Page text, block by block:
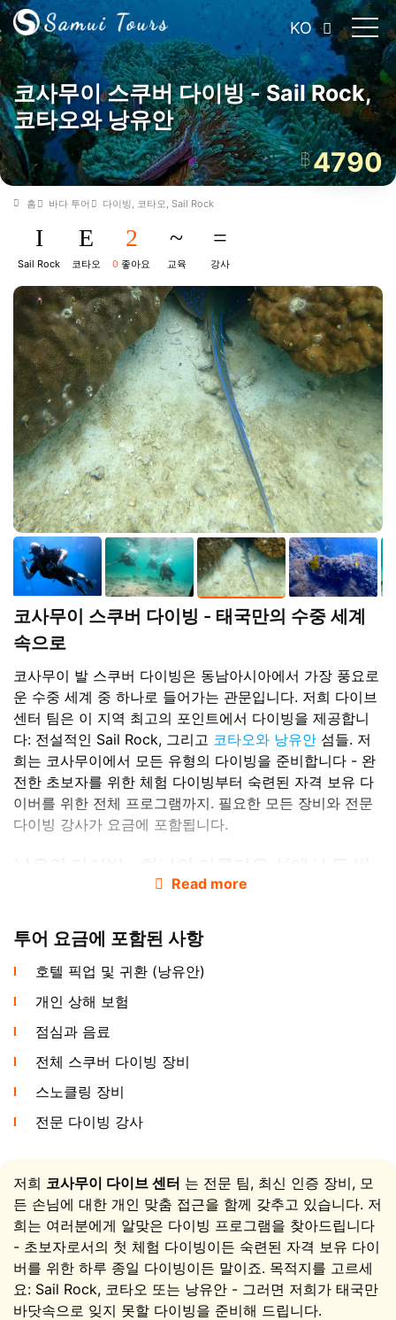
KO
코사무이 스쿠버 다이빙 - Sail Rock,
코타오와 낭유안
฿4790
홈 바다 투어 다이빙, 코타오, Sail Rock
Sail Rock 코타오 0 좋아요 교육 강사
코사무이 스쿠버 다이빙 - 태국만의 수중 세계
속으로
코사무이 발 스쿠버 다이빙은 동남아시아에서 가장 풍요로
운 수중 세계 중 하나로 들어가는 관문입니다. 저희 다이브
센터 팀은 이 지역 최고의 포인트에서 다이빙을 제공합니
다: 전설적인 Sail Rock, 그리고 코타오와 낭유안 섬들. 저
희는 코사무이에서 모든 유형의 다이빙을 준비합니다 - 완
전한 초보자를 위한 체험 다이빙부터 숙련된 자격 보유 다
이버를 위한 전체 프로그램까지. 필요한 모든 장비와 전문
다이빙 강사가 요금에 포함됩니다.
낭유안은 코타오 해안 바로 앞에 있는 세 개의 작은 섬 무리
로, 아름다운 모래길로 연결되어 있습니다. 이곳은 코사무
럼 맑은 물, 뛰어난 시야, 해변 바로 앞의 풍부한 산호초. 아
문 다이빙 강사가 여러분을 맞이해 전체 안전 브리핑을 진
행하고 두 번의 다이빙을 안내합니다. 다이빙 사이에는 흰
모래 해변에서의 자유 시간과 파노라마 전망대에 오르는
옵션이 있습니다. 이 코사무이 발 다이빙 투어는 온 가족에
게 이상적입니다: 다이버가 물속에 있는 동안 동행자는 스
노클링을 즐길 수 있습니다.
Read more
투어 요금에 포함된 사항
호텔 픽업 및 귀환 (낭유안)
개인 상해 보험
점심과 음료
전체 스쿠버 다이빙 장비
스노클링 장비
전문 다이빙 강사
저희 코사무이 다이브 센터 는 전문 팀, 최신 인증 장비, 모
든 손님에 대한 개인 맞춤 접근을 함께 갖추고 있습니다. 저
희는 여러분에게 알맞은 다이빙 프로그램을 찾아드립니다
- 초보자로서의 첫 체험 다이빙이든 숙련된 자격 보유 다이
버를 위한 하루 종일 다이빙이든 말이죠. 목적지를 고르세
요: Sail Rock, 코타오 또는 낭유안 - 그러면 저희가 태국만
바닷속으로 잊지 못할 다이빙을 준비해 드립니다.